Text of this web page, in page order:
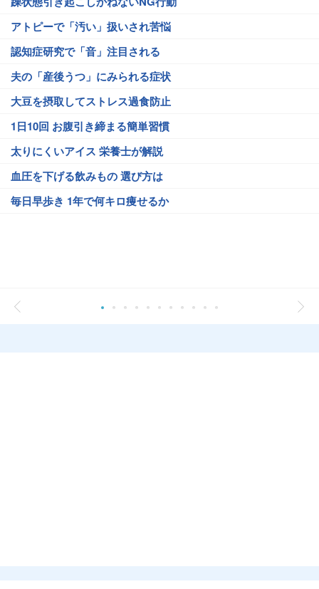
アトピーで「汚い」扱いされ苦悩
認知症研究で「音」注目される
夫の「産後うつ」にみられる症状
大豆を摂取してストレス過食防止
1日10回 お腹引き締まる簡単習慣
太りにくいアイス 栄養士が解説
血圧を下げる飲みもの 選び方は
毎日早歩き 1年で何キロ痩せるか